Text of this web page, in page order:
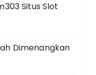
Situs Slot
Dimenangkan